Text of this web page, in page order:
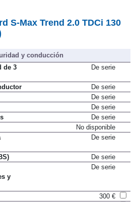
S-Max Trend 2.0 TDCi 130
y conducción
de 3
De serie
De serie
De serie
De serie
De serie
No disponible
De serie
De serie
y
De serie
300 €